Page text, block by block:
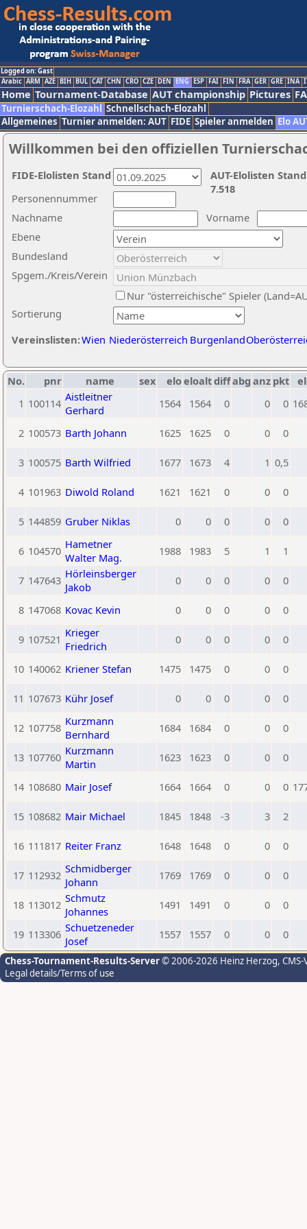
Logged on: Gast
Arabic ARM AZE BIH BUL CAT CHN CRO CZE DEN ENG ESP FAI FIN FRA GER GRE INA
Home Tournament-Database AUT championship Pictures
Turnierschach-Elozahl Schnellschach-Elozahl
Allgemeines Turnier anmelden: AUT FIDE Spieler anmelden Elo
Willkommen bei den offiziellen
Nachname
Vorname
Ebene
Sortierung
Personennummer
Bundesland
Spgem./Kreis/Verein
Nur "österreichische" Spieler
Vereinslisten:Wien Niederösterreich Burgenland
AUT-Elolisten
7.518
FIDE-Elolisten Stand
No. pnr name sex eloeloaltdiffabg anz pkt
1 100114 Aistleitner
Gerhard
1564 1564 0 0 0
2 100573 Barth Johann 1625 1625 0 0 0
3 100575 Barth Wilfried 1677 1673 4 1 0,5
4 101963 Diwold Roland 1621 1621 0 0 0
5 144859 Gruber Niklas 0 0 0 0 0
6 104570 Hametner
Walter Mag.
1988 1983 5 1 1
7 147643 Hörleinsberger
Jakob
0 0 0 0 0
8 147068 Kovac Kevin 0 0 0 0 0
9 107521 Krieger
Friedrich
0 0 0 0 0
10 140062 Kriener Stefan 1475 1475 0 0 0
11 107673 Kühr Josef 0 0 0 0 0
12 107758 Kurzmann
Bernhard
1684 1684 0 0 0
13 107760 Kurzmann
Martin
1623 1623 0 0 0
14 108680 Mair Josef 1664 1664 0 0 0
15 108682 Mair Michael 1845 1848 -3 3 2
16 111817 Reiter Franz 1648 1648 0 0 0
17 112932 Schmidberger
Johann
1769 1769 0 0 0
18 113012 Schmutz
Johannes
1491 1491 0 0 0
19 113306 Schuetzeneder
Josef
1557 1557 0 0 0
Chess-Tournament-Results-Server© 2006-2026 Heinz Herzog,
Legal details/Terms of use